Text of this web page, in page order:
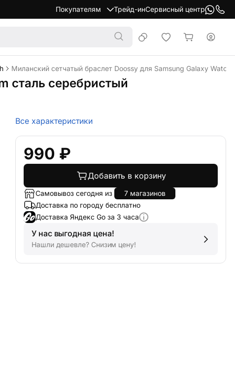
Покупателям Трейд-инСервисный центр
Миланский сетчатый браслет Doossy для Samsung Galaxy Watch
сталь серебристый
Все характеристики
990 ₽
Добавить в корзину
Самовывоз сегодня из
7 магазинов
Доставка по городу бесплатно
Доставка Яндекс Go за 3 часа
У нас выгодная цена!
Нашли дешевле? Снизим цену!